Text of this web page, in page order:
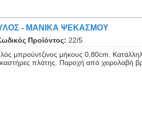
- ΜΑΝΙΚΑ ΨΕΚΑΣΜΟΥ
Προϊόντος: 22/5
μπρούντζινος μήκους 0,80cm.
πλάτης. Παροχή από χειρολαβή